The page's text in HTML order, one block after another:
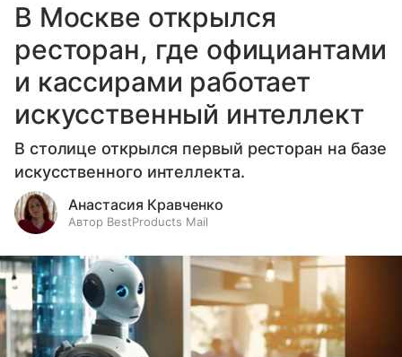
В Москве открылся
ресторан, где официантами
и кассирами работает
искусственный интеллект
В столице открылся первый ресторан на базе
искусственного интеллекта.
Анастасия Кравченко
Автор BestProducts Mail